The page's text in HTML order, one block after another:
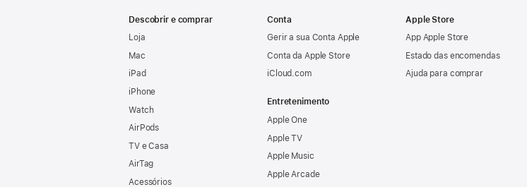
Descobrir e comprar
Loja
Mac
iPad
iPhone
Watch
AirPods
TV e Casa
AirTag
Acessórios
Conta
Gerir a sua Conta Apple
Conta da Apple Store
iCloud.com
Entretenimento
Apple One
Apple TV
Apple Music
Apple Arcade
Apple Store
App Apple Store
Estado das encomendas
Ajuda para comprar